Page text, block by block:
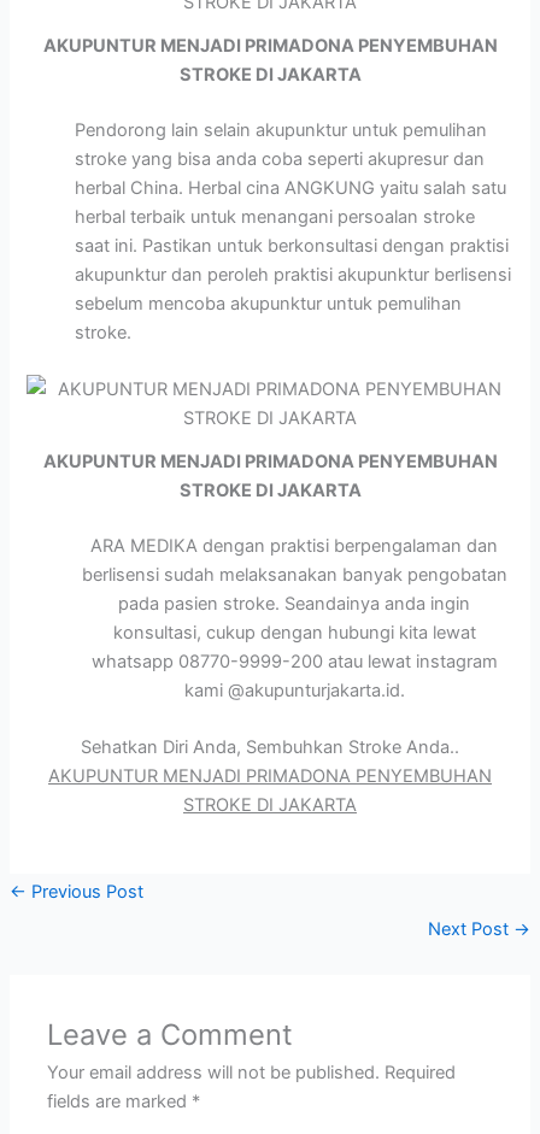
AKUPUNTUR MENJADI PRIMADONA PENYEMBUHAN
STROKE DI JAKARTA
Pendorong lain selain akupunktur untuk pemulihan
stroke yang bisa anda coba seperti akupresur dan
herbal China. Herbal cina ANGKUNG yaitu salah satu
herbal terbaik untuk menangani persoalan stroke
saat ini. Pastikan untuk berkonsultasi dengan praktisi
akupunktur dan peroleh praktisi akupunktur berlisensi
sebelum mencoba akupunktur untuk pemulihan
stroke.
AKUPUNTUR MENJADI PRIMADONA PENYEMBUHAN
STROKE DI JAKARTA
ARA MEDIKA dengan praktisi berpengalaman dan
berlisensi sudah melaksanakan banyak pengobatan
pada pasien stroke. Seandainya anda ingin
konsultasi, cukup dengan hubungi kita lewat
whatsapp 08770-9999-200 atau lewat instagram
kami @akupunturjakarta.id.
Sehatkan Diri Anda, Sembuhkan Stroke Anda..
AKUPUNTUR MENJADI PRIMADONA PENYEMBUHAN
STROKE DI JAKARTA
← Previous Post
Next Post →
Leave a Comment
Your email address will not be published. Required
fields are marked *